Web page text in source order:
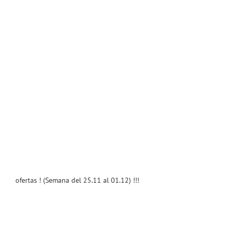
ofertas ! (Semana del 25.11 al 01.12) !!!